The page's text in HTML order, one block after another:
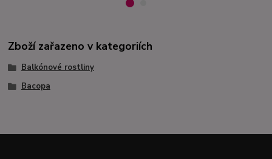
Zboží zařazeno v kategoriích
Balkónové rostliny
Bacopa